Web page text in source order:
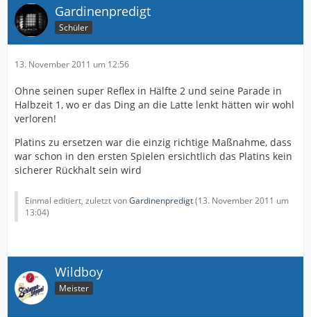
Gardinenpredigt
Schüler
13. November 2011 um 12:56
Ohne seinen super Reflex in Hälfte 2 und seine Parade in
Halbzeit 1, wo er das Ding an die Latte lenkt hätten wir wohl
verloren!
Platins zu ersetzen war die einzig richtige Maßnahme, dass
war schon in den ersten Spielen ersichtlich das Platins kein
sicherer Rückhalt sein wird
Einmal editiert, zuletzt vonGardinenpredigt(13. November 2011 um
13:04)
Wildboy
Meister